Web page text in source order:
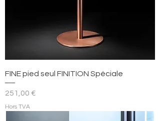
FINE pied seul FINITION Spéciale
Prix
251,00 €
Hors TVA